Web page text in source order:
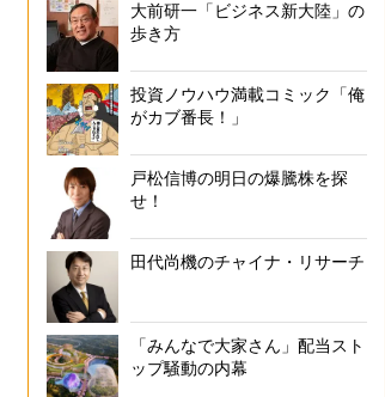
大前研一「ビジネス新大陸」の
歩き方
投資ノウハウ満載コミック「俺
がカブ番長！」
戸松信博の明日の爆騰株を探
せ！
田代尚機のチャイナ・リサーチ
「みんなで大家さん」配当スト
ップ騒動の内幕